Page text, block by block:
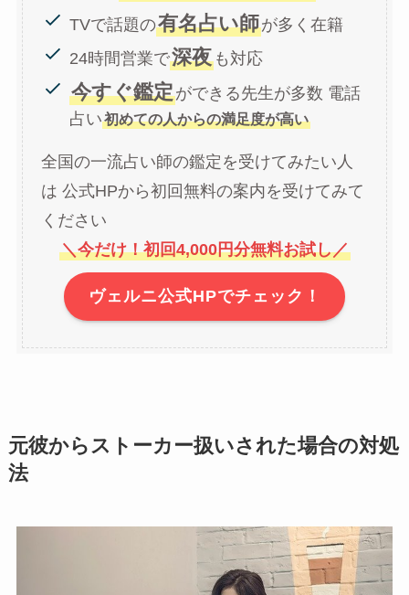
TVで話題の有名占い師が多く在籍
24時間営業で深夜 も対応
今すぐ鑑定ができる先生が多数 電話
占い初めての人からの満足度が高い
全国の一流占い師の鑑定を受けてみたい人
は 公式HPから初回無料の案内を受けてみて
ください
＼今だけ！初回4,000円分無料お試し／
ヴェルニ公式HPでチェック！
元彼からストーカー扱いされた場合の対処
法